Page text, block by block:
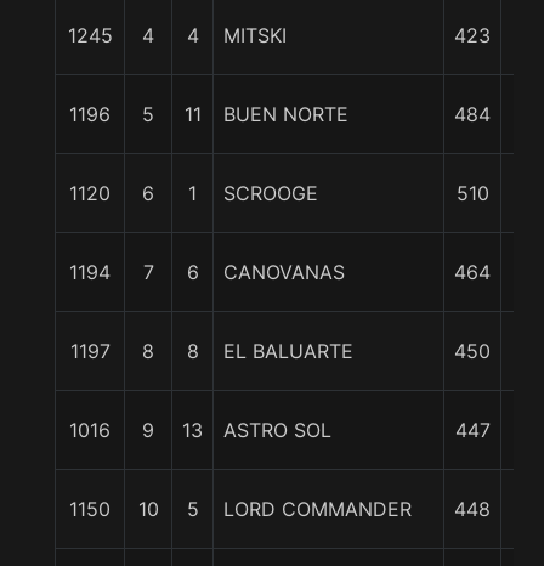
1245 4 4 MITSKI 423
1196 5 11 BUEN NORTE 484
1120 6 1 SCROOGE 510
1194 7 6 CANOVANAS 464
1197 8 8 EL BALUARTE 450
1016 9 13 ASTRO SOL 447
1150 10 5 LORD COMMANDER 448